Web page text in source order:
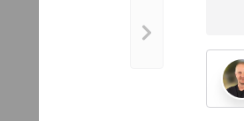
Nächstes Bild